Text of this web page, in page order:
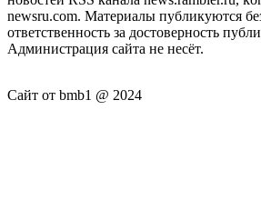
newsru.com. Материалы публикуются
ответственность за достоверность
Администрация сайта не несёт.
Сайт от bmb1 @ 2024